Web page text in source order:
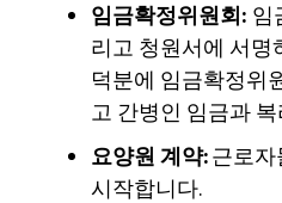
임금확정위원회: 임
리고 청원서에 서명
덕분에 임금확정위
고 간병인 임금과
요양원 계약:근로자
시작합니다.